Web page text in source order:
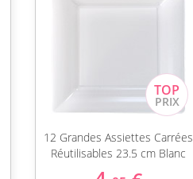
12 Grandes Assiettes Carrées
Réutilisables 23.5 cm Blanc